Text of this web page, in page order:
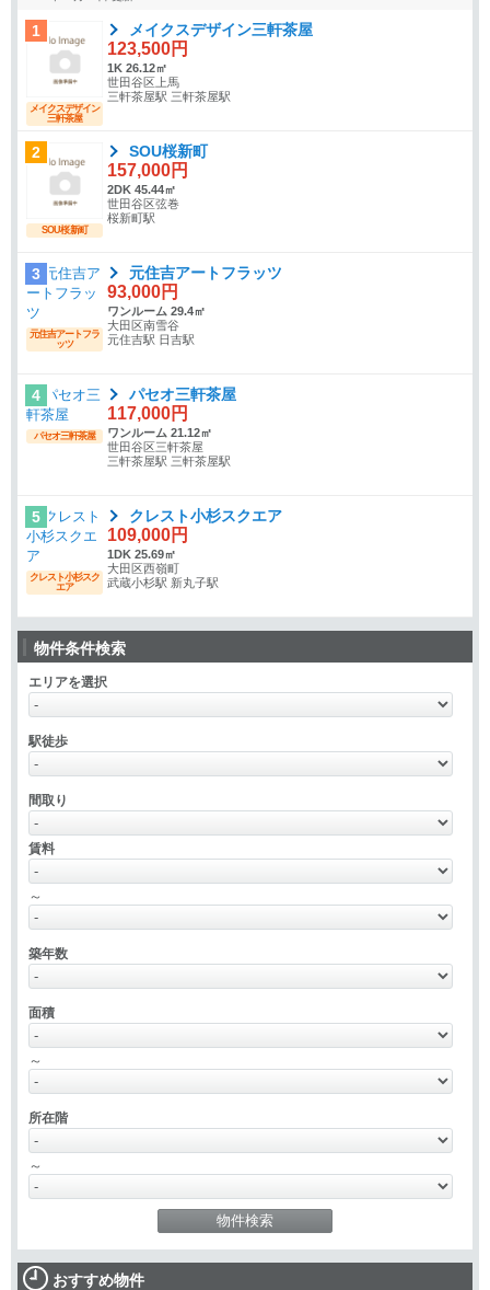
1
メイクスデザイン
三軒茶屋
メイクスデザイン三軒茶屋
123,500円
1K 26.12㎡
世田谷区上馬
三軒茶屋駅 三軒茶屋駅
2
SOU桜新町
SOU桜新町
157,000円
2DK 45.44㎡
世田谷区弦巻
桜新町駅
3
元住吉アートフラ
ッツ
元住吉アートフラッツ
93,000円
ワンルーム 29.4㎡
大田区南雪谷
元住吉駅 日吉駅
4
パセオ三軒茶屋
パセオ三軒茶屋
117,000円
ワンルーム 21.12㎡
世田谷区三軒茶屋
三軒茶屋駅 三軒茶屋駅
5
クレスト小杉スク
エア
クレスト小杉スクエア
109,000円
1DK 25.69㎡
大田区西嶺町
武蔵小杉駅 新丸子駅
物件条件検索
エリアを選択
駅徒歩
間取り
賃料
～
築年数
面積
～
所在階
～
おすすめ物件